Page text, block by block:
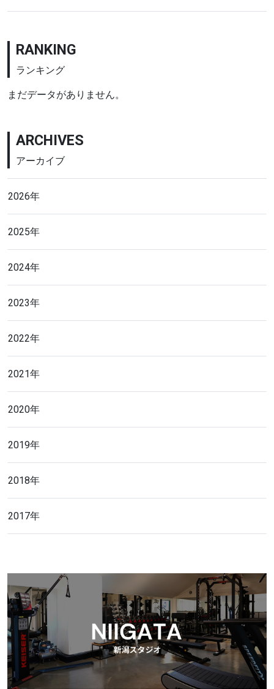
RANKING
ランキング
まだデータがありません。
ARCHIVES
アーカイブ
2026年
2025年
2024年
2023年
2022年
2021年
2020年
2019年
2018年
2017年